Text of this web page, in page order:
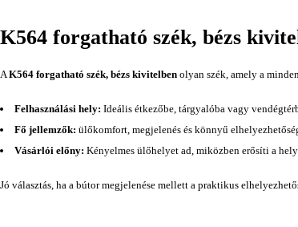
K564 forgatható szék, bézs
A K564 forgatható szék, bézs kivitelben olyan szék, amely a
Felhasználási hely: Ideális étkezőbe, tárgyalóba vagy
Fő jellemzők: ülőkomfort, megjelenés és könnyű
Vásárlói előny: Kényelmes ülőhelyet ad, miközben erősíti a
Jó választás, ha a bútor megjelenése mellett a praktikus